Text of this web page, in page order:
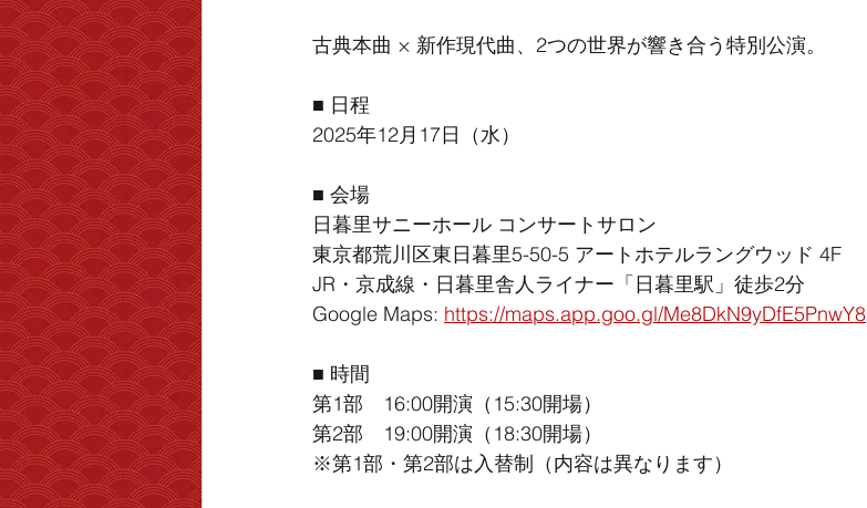
古典本曲 × 新作現代曲、2つの世界が響き合う特別公演。
■ 日程
2025年12月17日（水）
■ 会場
日暮里サニーホール コンサートサロン
東京都荒川区東日暮里5-50-5 アートホテルラングウッド 4F
JR・京成線・日暮里舎人ライナー「日暮里駅」徒歩2分
Google Maps: https://maps.app.goo.gl/Me8DkN9yDfE5PnwY8
■ 時間
第1部　16:00開演（15:30開場）
第2部　19:00開演（18:30開場）
※第1部・第2部は入替制（内容は異なります）